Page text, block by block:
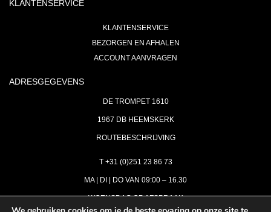
KLANTENSERVICE
KLANTENSERVICE
BEZORGEN EN AFHALEN
ACCOUNT AANVRAGEN
ADRESGEGEVENS
DE TROMPET 1610
1967 DB HEEMSKERK
ROUTEBESCHRIJVING
T +31 (0)251 23 86 73
MA | DI | DO VAN 09:00 – 16.30
WOENSDAG OP AFSPRAAK